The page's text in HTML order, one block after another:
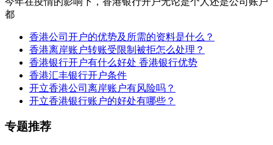
都
香港公司开户的优势及所需的资料是什么？
香港离岸账户转账受限制被拒怎么处理？
香港银行开户有什么好处 香港银行优势
香港汇丰银行开户条件
开立香港公司离岸账户有风险吗？
开立香港银行账户的好处有哪些？
专题推荐